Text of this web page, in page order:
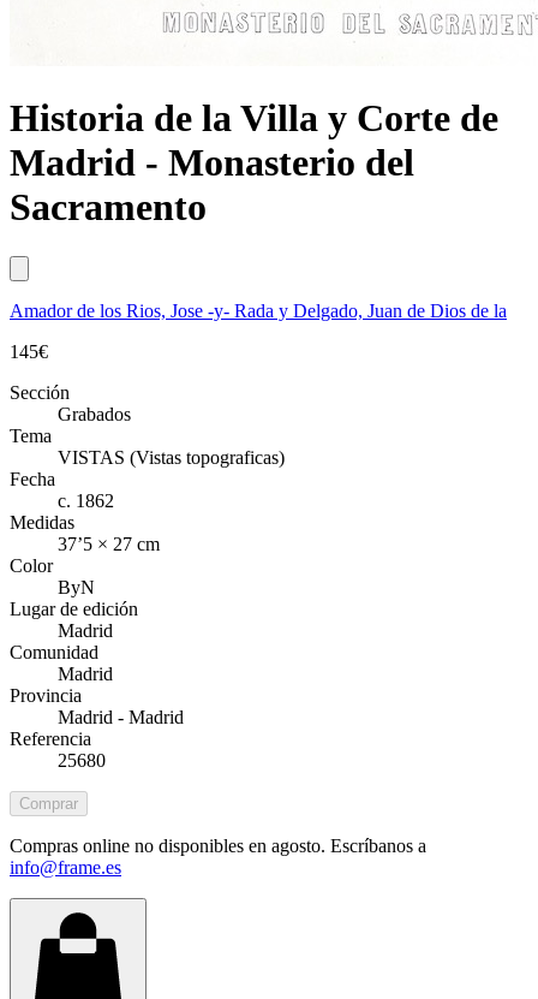
Historia de la Villa y Corte de
Madrid - Monasterio del
Sacramento
Amador de los Rios, Jose -y- Rada y Delgado, Juan de Dios de la
145€
Sección
Grabados
Tema
VISTAS (Vistas topograficas)
Fecha
c. 1862
Medidas
37’5 × 27 cm
Color
ByN
Lugar de edición
Madrid
Comunidad
Madrid
Provincia
Madrid - Madrid
Referencia
25680
Comprar
Compras online no disponibles en agosto. Escríbanos a
info@frame.es